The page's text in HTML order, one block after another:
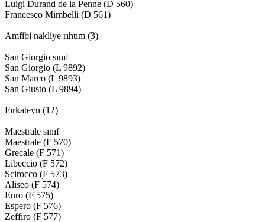
Luigi Durand de la Penne (D 560)
Francesco Mimbelli (D 561)
Amfibi nakliye rıhtım (3)
San Giorgio sınıf
San Giorgio (L 9892)
San Marco (L 9893)
San Giusto (L 9894)
Fırkateyn (12)
Maestrale sınıf
Maestrale (F 570)
Grecale (F 571)
Libeccio (F 572)
Scirocco (F 573)
Aliseo (F 574)
Euro (F 575)
Espero (F 576)
Zeffiro (F 577)